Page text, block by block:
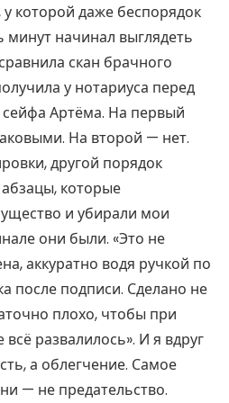
которой даже беспорядок
минут начинал выглядеть
скан брачного
у нотариуса перед
сейфа Артёма. На первый
На второй — нет.
другой порядок
которые
и убирали мои
они были. «Это не
аккуратно водя ручкой по
после подписи. Сделано не
плохо, чтобы при
развалилось». И я вдруг
а облегчение. Самое
— не предательство.